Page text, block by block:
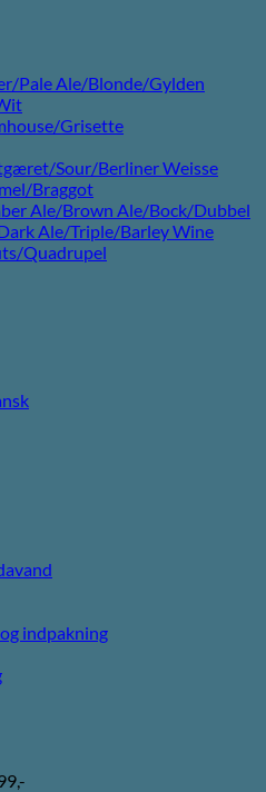
Pale Ale/Blonde/Gylden
Grisette
Sour/Berliner Weisse
Braggot
Ale/Brown Ale/Bock/Dubbel
Ale/Triple/Barley Wine
Quadrupel
indpakning